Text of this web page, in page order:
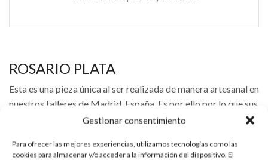
Gestionar consentimiento
Para ofrecer las mejores experiencias, utilizamos tecnologías como las
cookies para almacenar y/o acceder a la información del dispositivo. El
ROSARIO PLATA
Esta es una pieza única al ser realizada de manera artesanal en
nuestros talleres de Madrid, España. Es por ello por lo que sus
características y precio pueden variar de una pieza a otra.